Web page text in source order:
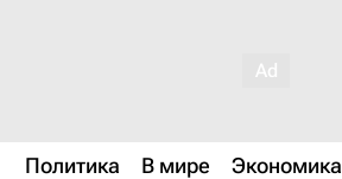
Политика В мире Экономика